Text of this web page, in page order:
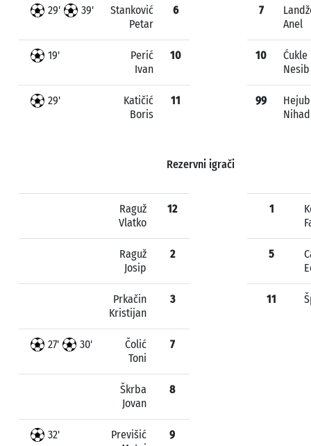
29' 39'
Stanković
Petar
6
19'
Perić
Ivan
10
29'
Katičić
Boris
11
7
Anel
10
Ćukle
Nesib
99
Hejub
Nihad
Rezervni igrači
Raguž
Vlatko
12
Raguž
Josip
2
Prkačin
Kristijan
3
27' 30'
Čolić
Toni
7
Škrba
Jovan
8
32'
Previšić
9
1
5
11